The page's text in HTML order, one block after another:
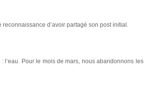
reconnaissance d’avoir partagé son post initial.
l’eau. Pour le mois de mars, nous abandonnons les